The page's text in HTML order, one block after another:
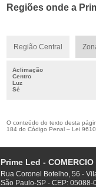
Regiões onde a
Região Central
Aclimação
Centro
Luz
Sé
O conteúdo do texto desta
184 do Código Penal – Lei
Prime Led -
Rua Coronel Botelho, 56 -
São Paulo-SP - CEP: 05088-